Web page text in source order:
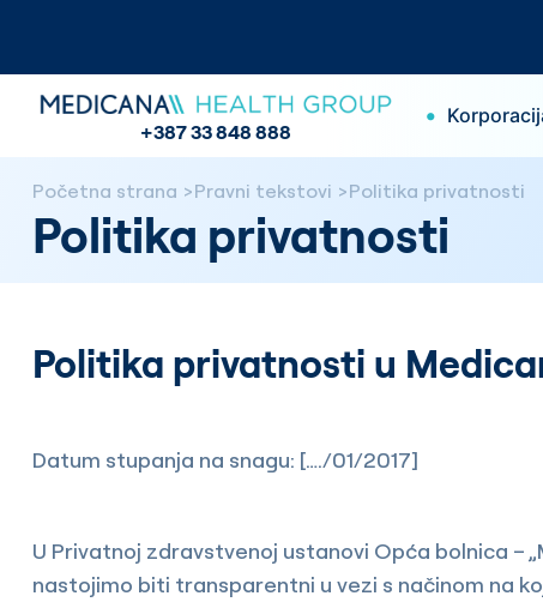
+387 33 848 888
•
Početna strana Pravni tekstovi Politika privatnosti
Politika privatnosti
Politika privatnosti u
Datum stupanja na snagu: […./01/2017]
U Privatnoj zdravstvenoj ustanovi Opća bolnica –
nastojimo biti transparentni u vezi s načinom na